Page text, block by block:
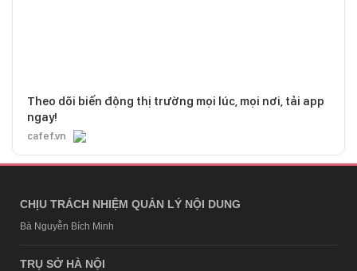
Theo dõi biến động thị trường mọi lúc, mọi nơi, tải app
ngay!
cafef.vn
CHỊU TRÁCH NHIỆM QUẢN LÝ NỘI DUNG
Bà Nguyễn Bích Minh
TRỤ SỞ HÀ NỘI